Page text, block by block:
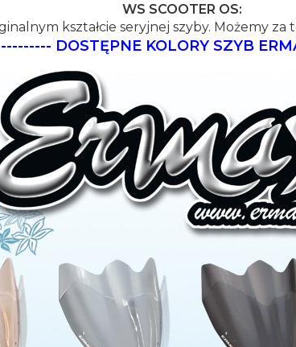
WS SCOOTER OS:
kształcie seryjnej szyby. Możemy za
DOSTĘPNE KOLORY SZYB